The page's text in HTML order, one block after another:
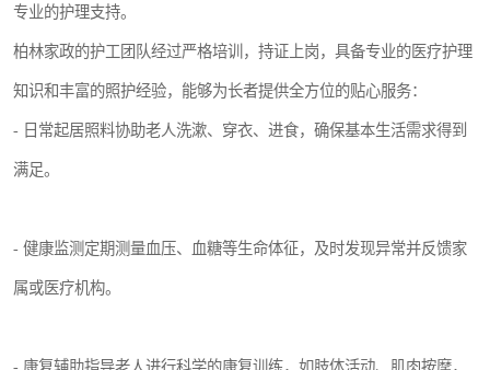
专业的护理支持。
柏林家政的护工团队经过严格培训，持证上岗，具备专业的医疗护理
知识和丰富的照护经验，能够为长者提供全方位的贴心服务：
- 日常起居照料协助老人洗漱、穿衣、进食，确保基本生活需求得到
满足。
- 健康监测定期测量血压、血糖等生命体征，及时发现异常并反馈家
属或医疗机构。